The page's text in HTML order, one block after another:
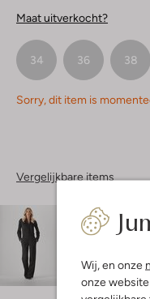
Wij, en onze
onze
Maat uitverkocht?
34 36 38
Sorry, dit item is
Vergelijkbare items
Maatadvies
Doete is 1